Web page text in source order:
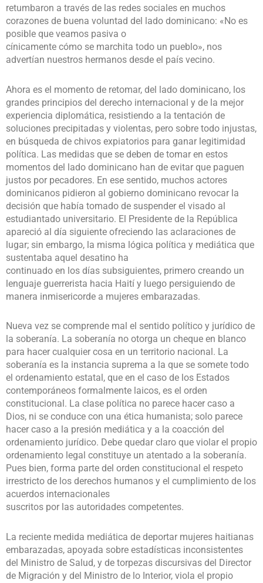
retumbaron a través de las redes sociales en muchos
corazones de buena voluntad del lado dominicano: «No es
posible que veamos pasiva o
cínicamente cómo se marchita todo un pueblo», nos
advertían nuestros hermanos desde el país vecino.
Ahora es el momento de retomar, del lado dominicano, los
grandes principios del derecho internacional y de la mejor
experiencia diplomática, resistiendo a la tentación de
soluciones precipitadas y violentas, pero sobre todo injustas,
en búsqueda de chivos expiatorios para ganar legitimidad
política. Las medidas que se deben de tomar en estos
momentos del lado dominicano han de evitar que paguen
justos por pecadores. En ese sentido, muchos actores
dominicanos pidieron al gobierno dominicano revocar la
decisión que había tomado de suspender el visado al
estudiantado universitario. El Presidente de la República
apareció al día siguiente ofreciendo las aclaraciones de
lugar; sin embargo, la misma lógica política y mediática que
sustentaba aquel desatino ha
continuado en los días subsiguientes, primero creando un
lenguaje guerrerista hacia Haití y luego persiguiendo de
manera inmisericorde a mujeres embarazadas.
Nueva vez se comprende mal el sentido político y jurídico de
la soberanía. La soberanía no otorga un cheque en blanco
para hacer cualquier cosa en un territorio nacional. La
soberanía es la instancia suprema a la que se somete todo
el ordenamiento estatal, que en el caso de los Estados
contemporáneos formalmente laicos, es el orden
constitucional. La clase política no parece hacer caso a
Dios, ni se conduce con una ética humanista; solo parece
hacer caso a la presión mediática y a la coacción del
ordenamiento jurídico. Debe quedar claro que violar el propio
ordenamiento legal constituye un atentado a la soberanía.
Pues bien, forma parte del orden constitucional el respeto
irrestricto de los derechos humanos y el cumplimiento de los
acuerdos internacionales
suscritos por las autoridades competentes.
La reciente medida mediática de deportar mujeres haitianas
embarazadas, apoyada sobre estadísticas inconsistentes
del Ministro de Salud, y de torpezas discursivas del Director
de Migración y del Ministro de lo Interior, viola el propio